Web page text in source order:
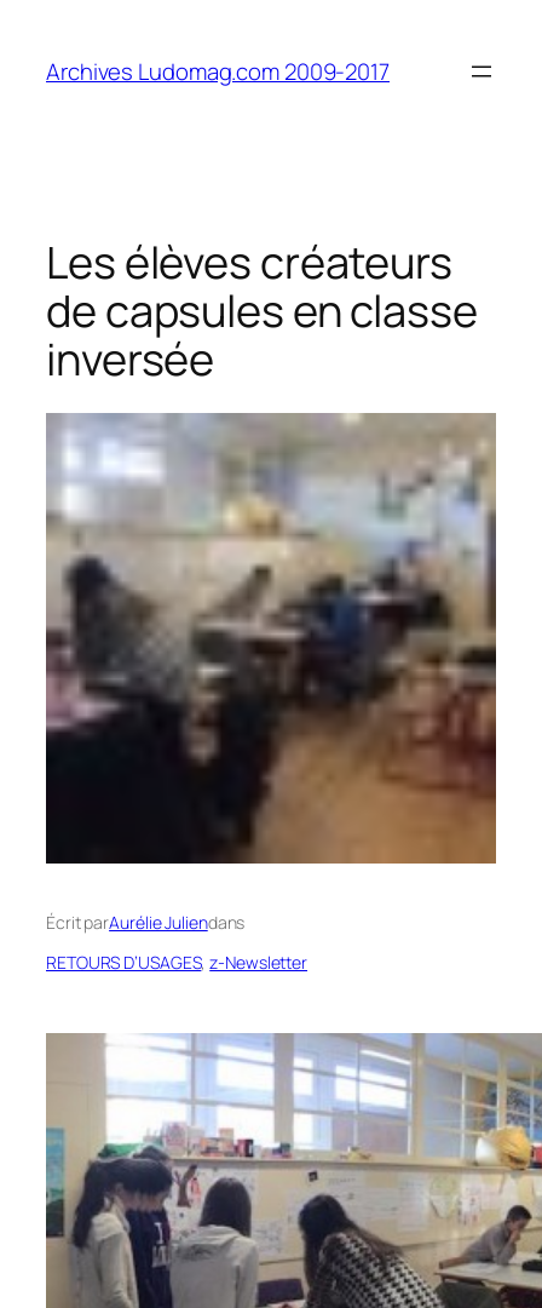
contenu
Archives Ludomag.com 2009-2017
Les élèves créateurs
de capsules en classe
inversée
Écrit parAurélie Juliendans
RETOURS D’USAGES, z-Newsletter